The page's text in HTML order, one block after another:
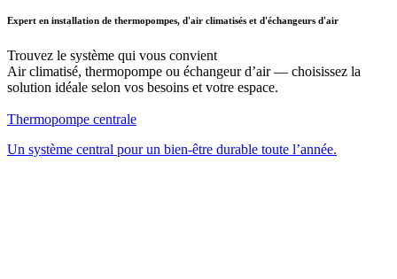
Expert en installation de thermopompes, d'air climatisés et d'échangeurs d'air
Trouvez le système qui vous convient
Air climatisé, thermopompe ou échangeur d’air — choisissez la
solution idéale selon vos besoins et votre espace.
Thermopompe centrale
Un système central pour un bien-être durable toute l’année.